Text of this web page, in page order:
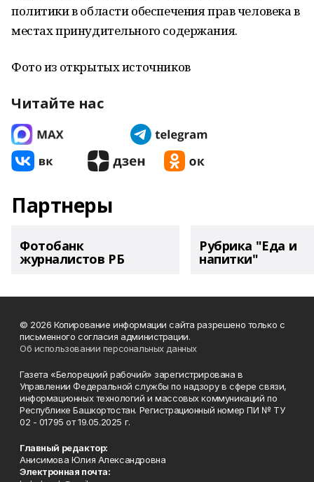
политики в области обеспечения прав человека в
местах принудительного содержания.
Фото из открытых источников
Читайте нас
Партнеры
Фотобанк
журналистов РБ
Рубрика "Еда и
напитки"
© 2026 Копирование информации сайта разрешено только с
письменного согласия администрации.
Об использовании персональных данных
Газета «Белорецкий рабочий» зарегистрирована в
Управлении Федеральной службы по надзору в сфере связи,
информационных технологий и массовых коммуникаций по
Республике Башкортостан. Регистрационный номер ПИ № ТУ
02 - 01795 от 19.05.2025 г.
Главный редактор:
Анисимова Юлия Александровна
Электронная почта: